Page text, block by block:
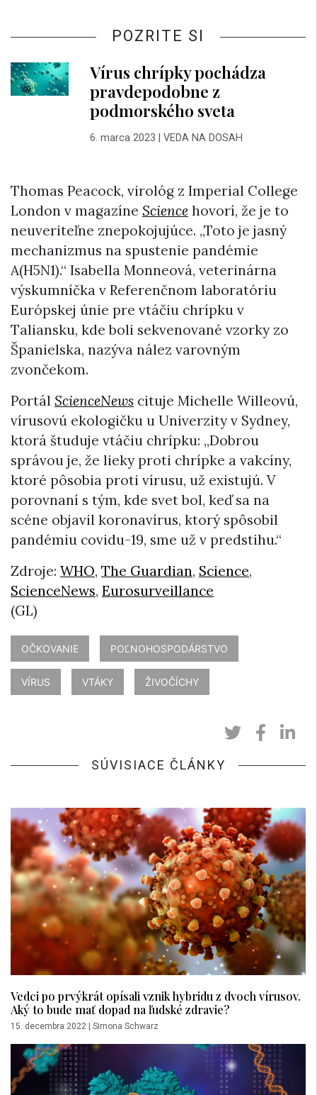
POZRITE SI
Vírus chrípky pochádza
pravdepodobne z
podmorského sveta
6. marca 2023 VEDA NA DOSAH
Thomas Peacock, virológ z Imperial College
London v magazíne Science hovorí, že je to
neuveriteľne znepokojujúce. „Toto je jasný
mechanizmus na spustenie pandémie
A(H5N1).“ Isabella Monneová, veterinárna
výskumníčka v Referenčnom laboratóriu
Európskej únie pre vtáčiu chrípku v
Taliansku, kde boli sekvenované vzorky zo
Španielska, nazýva nález varovným
zvončekom.
Portál ScienceNews cituje Michelle Willeovú,
vírusovú ekologičku u Univerzity v Sydney,
ktorá študuje vtáčiu chrípku: „Dobrou
správou je, že lieky proti chrípke a vakcíny,
ktoré pôsobia proti vírusu, už existujú. V
porovnaní s tým, kde svet bol, keď sa na
scéne objavil koronavírus, ktorý spôsobil
pandémiu covidu-19, sme už v predstihu.“
Zdroje: WHO, The Guardian, Science,
ScienceNews, Eurosurveillance
(GL)
OČKOVANIE POĽNOHOSPODÁRSTVO
VÍRUS VTÁKY ŽIVOČÍCHY
SÚVISIACE ČLÁNKY
Vedci po prvýkrát opísali vznik hybridu z dvoch vírusov.
Aký to bude mať dopad na ľudské zdravie?
15. decembra 2022 | Simona Schwarz